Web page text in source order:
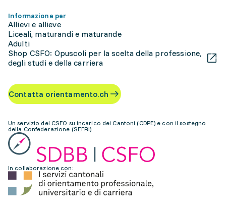
Informazione per
Allievi e allieve
Liceali, maturandi e maturande
Adulti
Shop CSFO: Opuscoli per la scelta della professione,
degli studi e della carriera
Contatta orientamento.ch
Un servizio del CSFO su incarico dei Cantoni (CDPE) e con il sostegno
della Confederazione (SEFRI)
In collaborazione con: